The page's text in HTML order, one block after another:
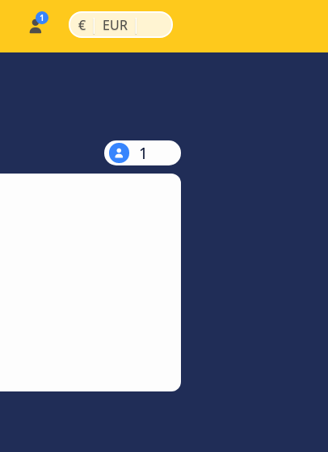
€ | EUR |
1